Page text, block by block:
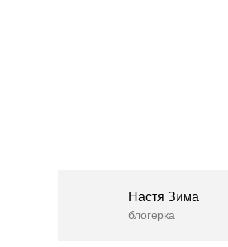
Настя Зима
блогерка